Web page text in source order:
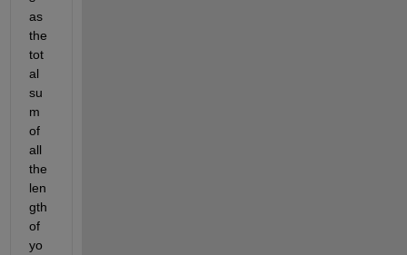
as
the
tot
al
su
m
of
all
the
len
gth
of
yo